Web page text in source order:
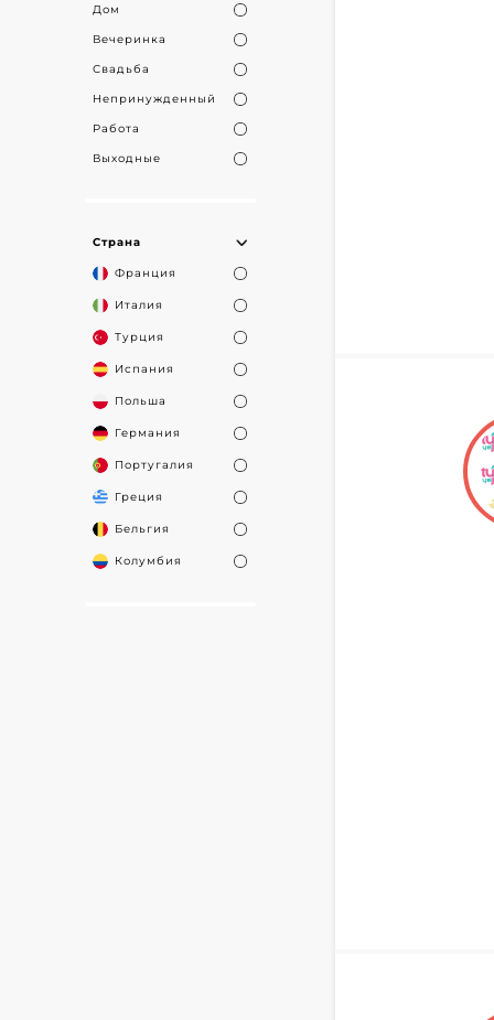
Дом
Вечеринка
Свадьба
Непринужденный
Работа
Выходные
Страна
Франция
Италия
Турция
Испания
Польша
Германия
Португалия
Греция
Бельгия
Колумбия